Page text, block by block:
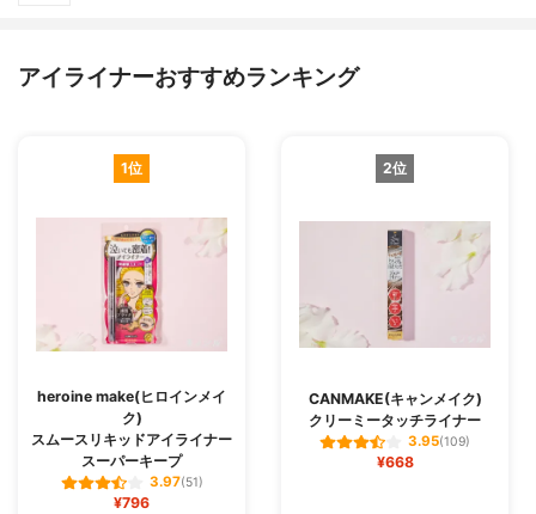
アイライナーおすすめランキング
1位
heroine make(ヒロインメイ
ク)
スムースリキッドアイライナー
スーパーキープ
3.97(51)
¥796
2位
CANMAKE(キャンメイク)
クリーミータッチライナー
3.95(109)
¥668